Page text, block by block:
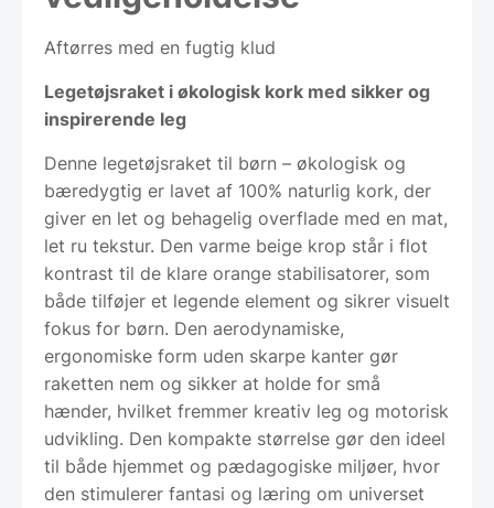
Aftørres med en fugtig klud
Legetøjsraket i økologisk kork med sikker og
inspirerende leg
Denne legetøjsraket til børn – økologisk og
bæredygtig er lavet af 100% naturlig kork, der
giver en let og behagelig overflade med en mat,
let ru tekstur. Den varme beige krop står i flot
kontrast til de klare orange stabilisatorer, som
både tilføjer et legende element og sikrer visuelt
fokus for børn. Den aerodynamiske,
ergonomiske form uden skarpe kanter gør
raketten nem og sikker at holde for små
hænder, hvilket fremmer kreativ leg og motorisk
udvikling. Den kompakte størrelse gør den ideel
til både hjemmet og pædagogiske miljøer, hvor
den stimulerer fantasi og læring om universet